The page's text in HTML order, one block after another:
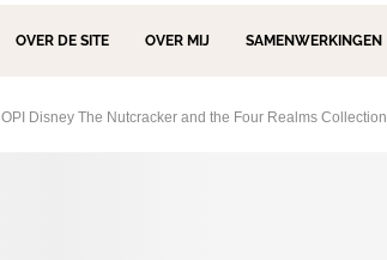
OVER DE SITE OVER MIJ SAMENWERKINGEN
OPI Disney The Nutcracker and the Four Realms Collection